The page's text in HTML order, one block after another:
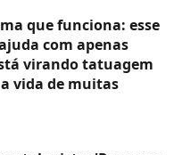
que funciona: esse
com apenas
virando tatuagem
vida de muitas